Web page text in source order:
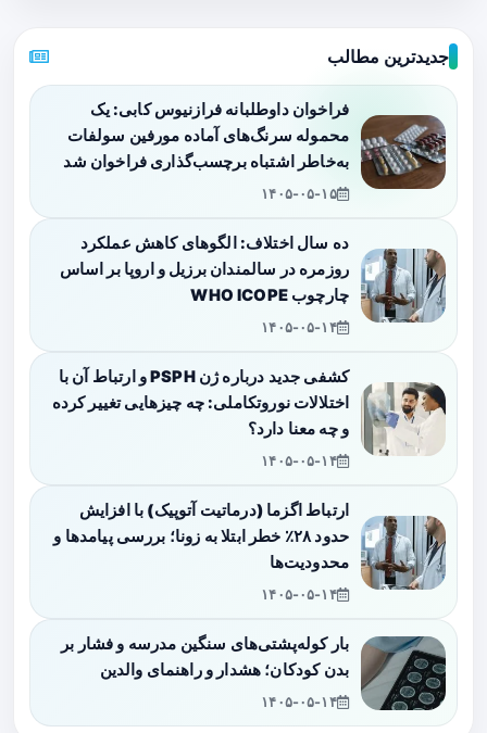
جدیدترین مطالب
فراخوان داوطلبانه فرازنیوس کابی: یک
محموله سرنگ‌های آماده مورفین سولفات
به‌خاطر اشتباه برچسب‌گذاری فراخوان شد
۱۴۰۵-۰۵-۱۵
ده سال اختلاف: الگوهای کاهش عملکرد
روزمره در سالمندان برزیل و اروپا بر اساس
چارچوب WHO ICOPE
۱۴۰۵-۰۵-۱۴
کشفی جدید درباره ژن PSPH و ارتباط آن با
اختلالات نوروتکاملی: چه چیزهایی تغییر کرده
و چه معنا دارد؟
۱۴۰۵-۰۵-۱۴
ارتباط اگزما (درماتیت آتوپیک) با افزایش
حدود ۲۸٪ خطر ابتلا به زونا؛ بررسی پیامدها و
محدودیت‌ها
۱۴۰۵-۰۵-۱۴
بار کوله‌پشتی‌های سنگین مدرسه و فشار بر
بدن کودکان؛ هشدار و راهنمای والدین
۱۴۰۵-۰۵-۱۴